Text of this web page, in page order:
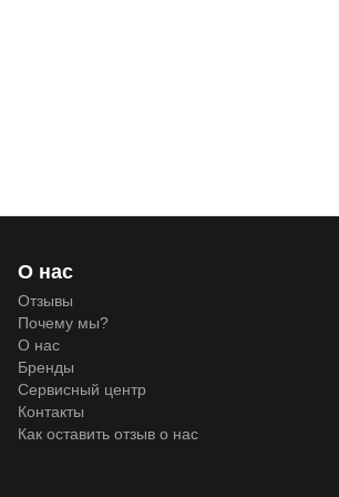
О нас
Отзывы
Почему мы?
О нас
Бренды
Сервисный центр
Контакты
Как оставить отзыв о нас